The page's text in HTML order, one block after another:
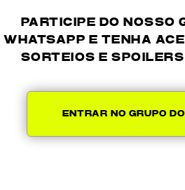
PARTICIPE DO NOSSO
WHATSAPP E TENHA
SORTEIOS E
ENTRAR NO GRUPO